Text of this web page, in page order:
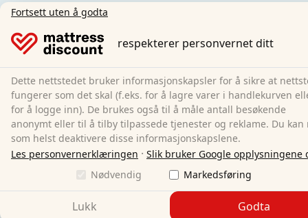
Fortsett uten å godta
respekterer personvernet ditt
Dette nettstedet bruker informasjonskapsler for å sikre at
fungerer som det skal (f.eks. for å lagre varer i handlekurven
for å logge inn). De brukes også til å måle antall besøkende
anonymt eller til å tilby tilpassede tjenester og reklame. Du kan
som helst deaktivere disse informasjonskapslene.
Les personvernerklæringen · Slik bruker Google opplysningene
Nødvendig
Markedsføring
Lukk Godta